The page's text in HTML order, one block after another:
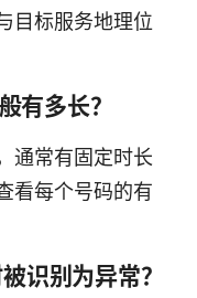
目标服务地理位
有多长？
通常有固定时长
看每个号码的有
识别为异常？